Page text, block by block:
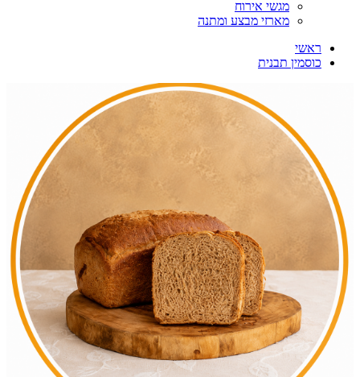
מגשי אירוח
מארזי מבצע ומתנה
ראשי
כוסמין תבנית